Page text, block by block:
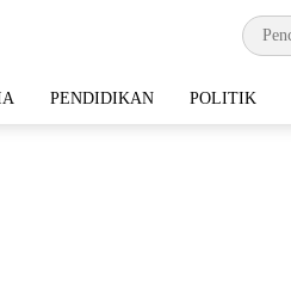
PENDIDIKAN POLITIK